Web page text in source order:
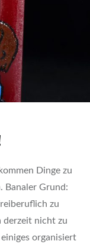
Dinge zu
Banaler Grund:
zu
derzeit nicht zu
organisiert